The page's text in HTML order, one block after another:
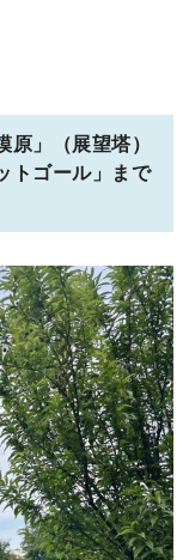
」（展望塔）
トゴール」まで